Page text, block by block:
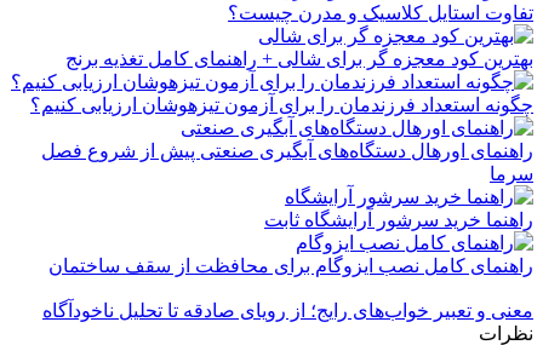
تفاوت استایل کلاسیک و مدرن چیست؟
بهترین کود معجزه گر برای شالی + راهنمای کامل تغذیه برنج
چگونه استعداد فرزندمان را برای آزمون تیزهوشان ارزیابی کنیم؟
راهنمای اورهال دستگاه‌های آبگیری صنعتی پیش از شروع فصل
سرما
راهنما خرید سرشور آرایشگاه ثابت
راهنمای کامل نصب ایزوگام برای محافظت از سقف ساختمان
معنی و تعبیر خواب‌های رایج؛ از رویای صادقه تا تحلیل ناخودآگاه
نظرات